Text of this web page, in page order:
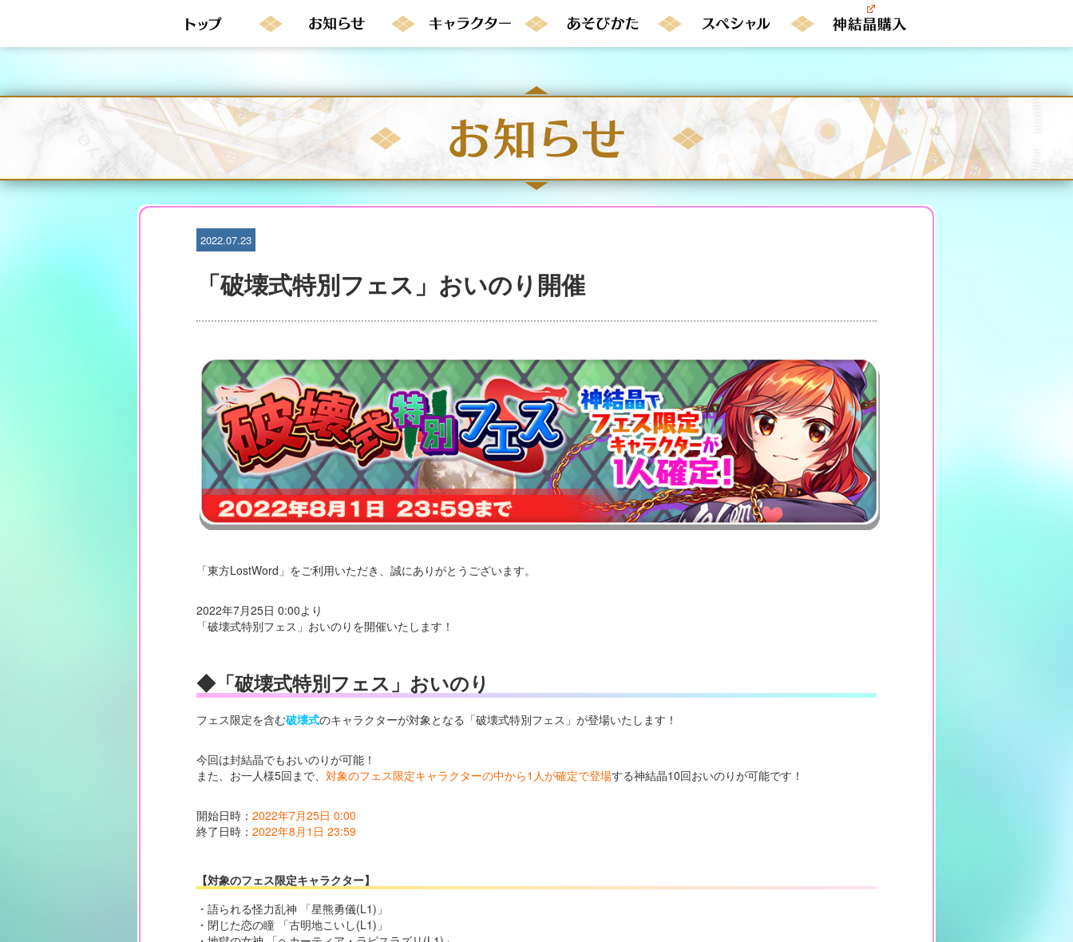
o
n
2022.07.23
「破壊式特別フェス」おいのり開催
「東方LostWord」をご利用いただき、誠にありがとうございます。
2022年7月25日 0:00より
「破壊式特別フェス」おいのりを開催いたします！
◆「破壊式特別フェス」おいのり
フェス限定を含む破壊式のキャラクターが対象となる「破壊式特別フェス」が登場いたします！
今回は封結晶でもおいのりが可能！
また、お一人様5回まで、 対象のフェス限定キャラクターの中から1人が確定で登場する神結晶10回おいのりが可能です！
開始日時： 2022年7月25日 0:00
終了日時： 2022年8月1日 23:59
【対象のフェス限定キャラクター】
・語られる怪力乱神 「星熊勇儀(L1)」
・閉じた恋の瞳 「古明地こいし(L1)」